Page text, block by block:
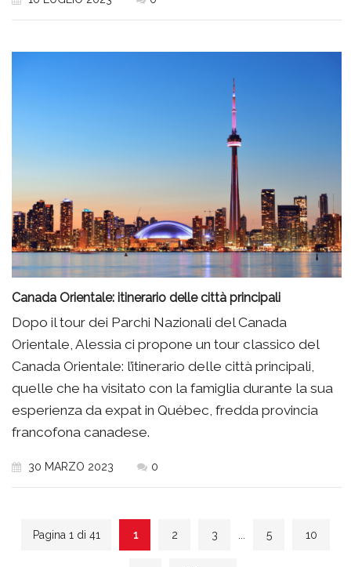
Canada Orientale: itinerario delle città principali
Dopo il tour dei Parchi Nazionali del Canada
Orientale, Alessia ci propone un tour classico del
Canada Orientale: l’itinerario delle città principali,
quelle che ha visitato con la famiglia durante la sua
esperienza da expat in Québec, fredda provincia
francofona canadese.
30 MARZO 2023 0
Pagina 1 di 41 1 2 3 ... 5 10